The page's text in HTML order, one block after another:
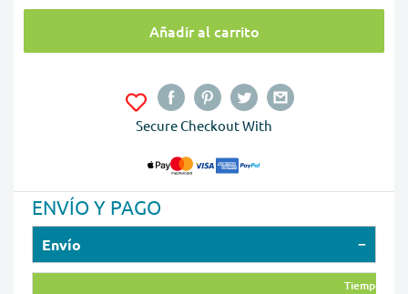
Añadir al carrito
Secure Checkout With
ENVÍO Y PAGO
Envío
Tiempo